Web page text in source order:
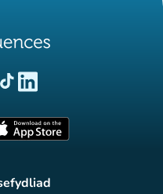
(tab newydd)
(tab newydd)
newydd)